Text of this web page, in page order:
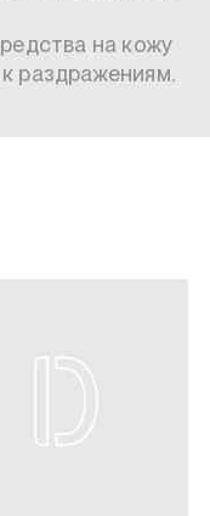
на кожу
к раздражениям.